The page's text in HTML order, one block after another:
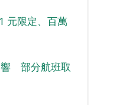
元限定、百萬
響 部分航班取